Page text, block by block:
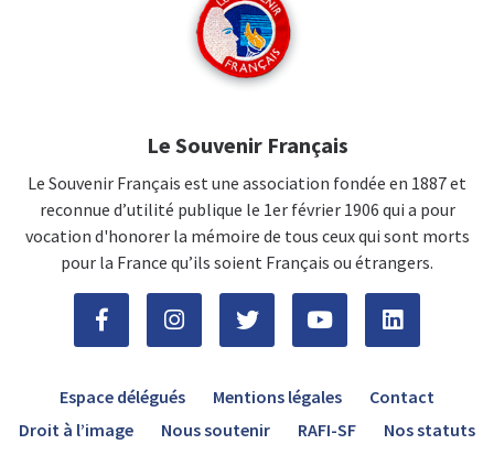
Le Souvenir Français
Le Souvenir Français est une association fondée en 1887 et
reconnue d’utilité publique le 1er février 1906 qui a pour
vocation d'honorer la mémoire de tous ceux qui sont morts
pour la France qu’ils soient Français ou étrangers.
Espace délégués Mentions légales
Contact
Droit à l’image
Nous soutenir RAFI-SF Nos statuts